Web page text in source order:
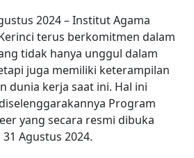
2024 – Institut Agama
terus berkomitmen dalam
tidak hanya unggul dalam
juga memiliki keterampilan
dunia kerja saat ini. Hal ini
Program
yang secara resmi dibuka
Agustus 2024.